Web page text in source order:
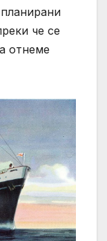
че се
отнеме